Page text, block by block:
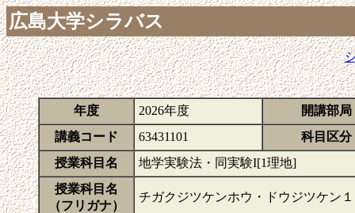
広島大学シラバス
年度 2026年度
開講部局
講義コード
63431101
科目区分
授業科目名
地学実験法・同実験I[1理地]
授業科目名
（フリガナ）
チガクジツケンホウ・ドウジツケン１